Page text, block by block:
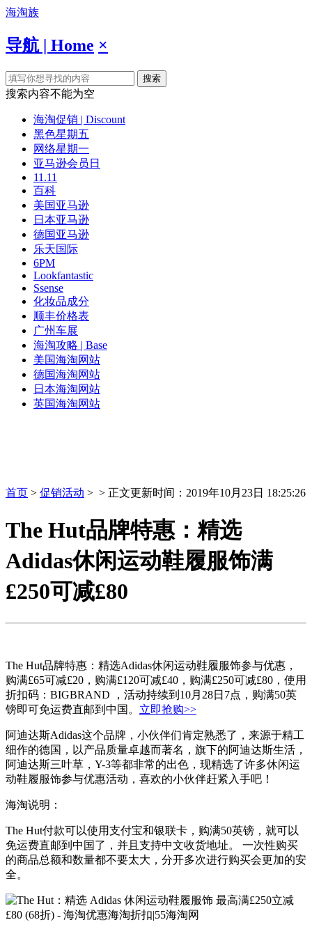
海淘族
导航 | Home ×
搜索
搜索内容不能为空
海淘促销 | Discount
黑色星期五
网络星期一
亚马逊会员日
11.11
百科
美国亚马逊
日本亚马逊
德国亚马逊
乐天国际
6PM
Lookfantastic
Ssense
化妆品成分
顺丰价格表
广州车展
海淘攻略 | Base
美国海淘网站
德国海淘网站
日本海淘网站
英国海淘网站
首页 > 促销活动 > > 正文更新时间：2019年10月23日 18:25:26
The Hut品牌特惠：精选
Adidas休闲运动鞋履服饰满
£250可减£80
The Hut品牌特惠：精选Adidas休闲运动鞋履服饰参与优惠，
购满£65可减£20，购满£120可减£40，购满£250可减£80，使用
折扣码：BIGBRAND ，活动持续到10月28日7点，购满50英
镑即可免运费直邮到中国。 立即抢购>>
阿迪达斯Adidas这个品牌，小伙伴们肯定熟悉了，来源于精工
细作的德国，以产品质量卓越而著名，旗下的阿迪达斯生活，
阿迪达斯三叶草，Y-3等都非常的出色，现精选了许多休闲运
动鞋履服饰参与优惠活动，喜欢的小伙伴赶紧入手吧！
海淘说明：
The Hut付款可以使用支付宝和银联卡，购满50英镑，就可以
免运费直邮到中国了，并且支持中文收货地址。 一次性购买
的商品总额和数量都不要太大，分开多次进行购买会更加的安
全。